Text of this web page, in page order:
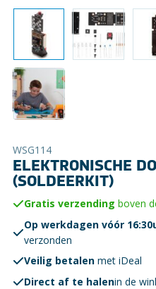
WSG114
ELEKTRONISCHE
(SOLDEERKIT)
Gratis verzending boven
Op werkdagen vóór
verzonden
Veilig betalen met iDeal
Direct af te halenin de